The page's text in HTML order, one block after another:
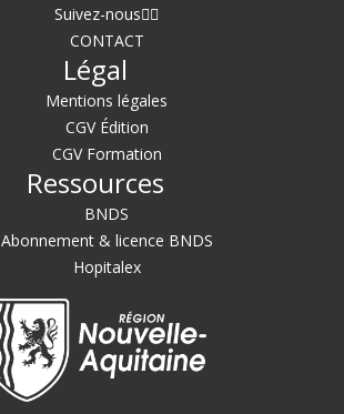
Suivez-nous
CONTACT
Légal
Mentions légales
CGV Édition
CGV Formation
Ressources
BNDS
Abonnement & licence BNDS
Hopitalex